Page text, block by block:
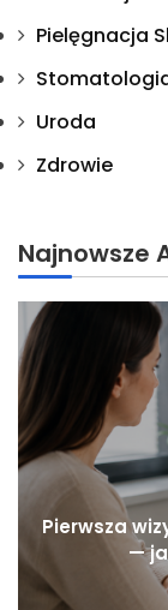
Pielęgnacja
Uroda
Zdrowie
Najnowsze
Pierwsza
—